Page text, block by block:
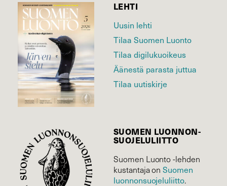
LEHTI
Uusin lehti
Tilaa Suomen Luonto
Tilaa digilukuoikeus
Äänestä parasta juttua
Tilaa uutiskirje
SUOMEN LUONNON­
SUOJELU­LIITTO
Suomen Luonto -lehden
kustantaja onSuomen
luonnonsuojelu­liitto.